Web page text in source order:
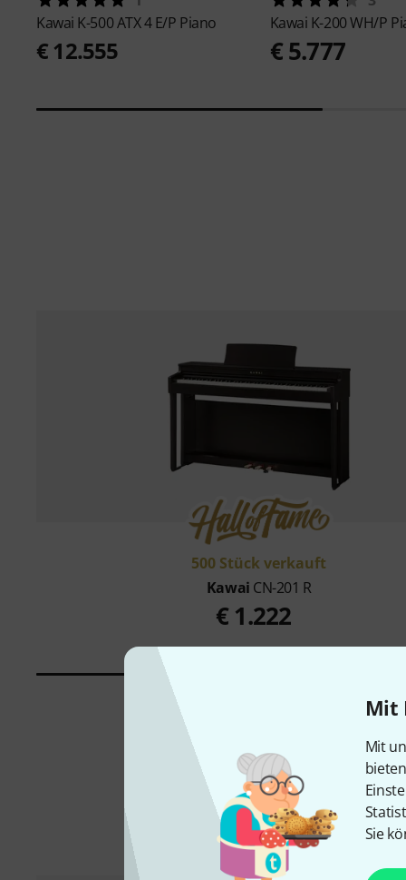
Mit
Mit
Sie
Kawai K-500 ATX 4 E/P Piano
€ 12.555
Kawai K-200 WH/P
€ 5.777
500 Stück verkauft
Kawai CN-201 R
€ 1.222